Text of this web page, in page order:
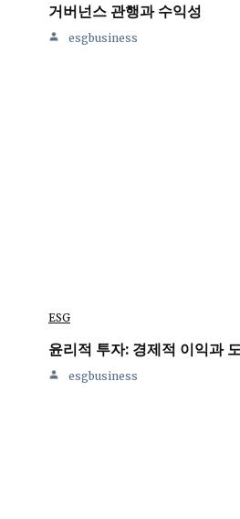
거버넌스 관행과 수익성
esgbusiness
ESG
윤리적 투자: 경제적 이익과
esgbusiness